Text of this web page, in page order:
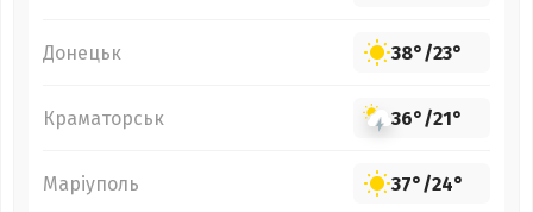
Донецьк 38°/23°
Краматорськ 36°/21°
Маріуполь 37°/24°